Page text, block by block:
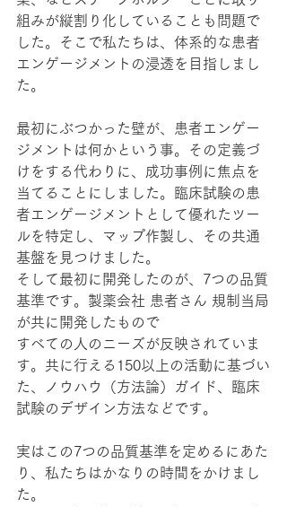
組みが縦割り化していることも問題で
した。そこで私たちは、体系的な患者
エンゲージメントの浸透を目指しまし
た。
最初にぶつかった壁が、患者エンゲー
ジメントは何かという事。その定義づ
けをする代わりに、成功事例に焦点を
当てることにしました。臨床試験の患
者エンゲージメントとして優れたツー
ルを特定し、マップ作製し、その共通
基盤を見つけました。
そして最初に開発したのが、7つの品質
基準です。製薬会社 患者さん 規制当局
が共に開発したもので
すべての人のニーズが反映されていま
す。共に行える150以上の活動に基づい
た、ノウハウ（方法論）ガイド、臨床
試験のデザイン方法などです。
実はこの7つの品質基準を定めるにあた
り、私たちはかなりの時間をかけまし
た。